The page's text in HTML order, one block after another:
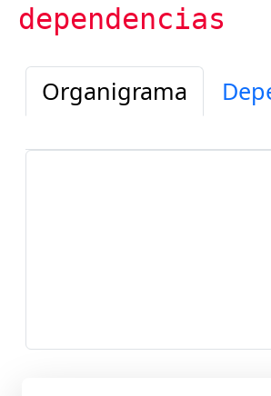
dependencias
Organigrama